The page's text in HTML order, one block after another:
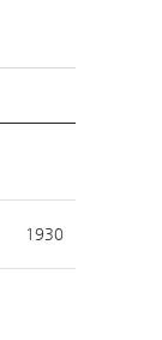
1930